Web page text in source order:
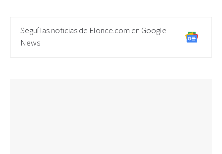
Seguí las noticias de Elonce.com en Google
News